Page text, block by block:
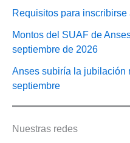
Requisitos para
Montos del SUAF de
septiembre de 2026
Anses subiría la jubilación
septiembre
Nuestras redes